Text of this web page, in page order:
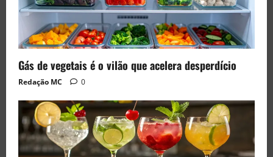
Gás de vegetais é o vilão que acelera desperdício
Redação MC 0